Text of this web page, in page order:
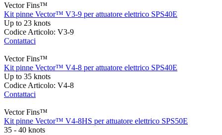
Vector Fins™
Kit pinne Vector™ V3-9 per attuatore elettrico SPS40E
Up to 23 knots
Codice Articolo: V3-9
Contattaci
Vector Fins™
Kit pinne Vector™ V4-8 per attuatore elettrico SPS40E
Up to 35 knots
Codice Articolo: V4-8
Contattaci
Vector Fins™
Kit pinne Vector™ V4-8HS per attuatore elettrico SPS50E
35 - 40 knots